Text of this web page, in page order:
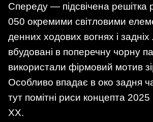
Спереду — підсвічена решітка
050 окремими світловими
денних ходових вогнях і задніх
вбудовані в поперечну чорну
використали фірмовий мотив
Особливо впадає в око задня
тут помітні риси концепта
XX.